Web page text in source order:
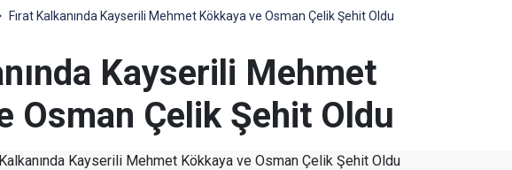
Fırat Kalkanında Kayserili Mehmet Kökkaya ve Osman Çelik Şehit Oldu
Kayserili Mehmet
Osman Çelik Şehit Oldu